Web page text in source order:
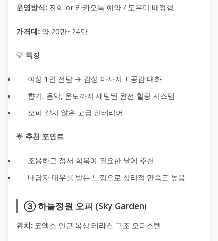
운영방식: 전화 or 카카오톡 예약 / 도우미 배정형
가격대: 약 20만~24만
💡 특징
여성 1인 전담 → 감성 마사지 + 공감 대화
향기, 음악, 온도까지 세팅된 완전 힐링 시스템
오피 같지 않은 고급 인테리어
🌟 추천 포인트
조용하고 정서 회복이 필요한 날에 추천
내담자 대우를 받는 느낌으로 심리적 만족도 높음
③ 하늘정원 오피 (Sky Garden)
위치: 코엑스 인근 옥상 테라스 구조 오피스텔